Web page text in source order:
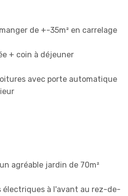
de +-35m² en carrelage
+ coin à déjeuner
avec porte automatique
agréable jardin de 70m²
électriques à l'avant au rez-de-